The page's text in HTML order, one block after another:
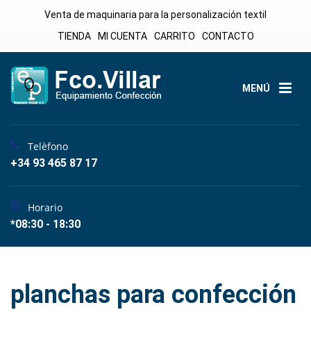
Venta de maquinaria para la personalización textil
TIENDA
MI CUENTA CARRITO CONTACTO
MENÚ
Telèfono
+34 93 465 87 17
Horario
*08:30 - 18:30
planchas para confección